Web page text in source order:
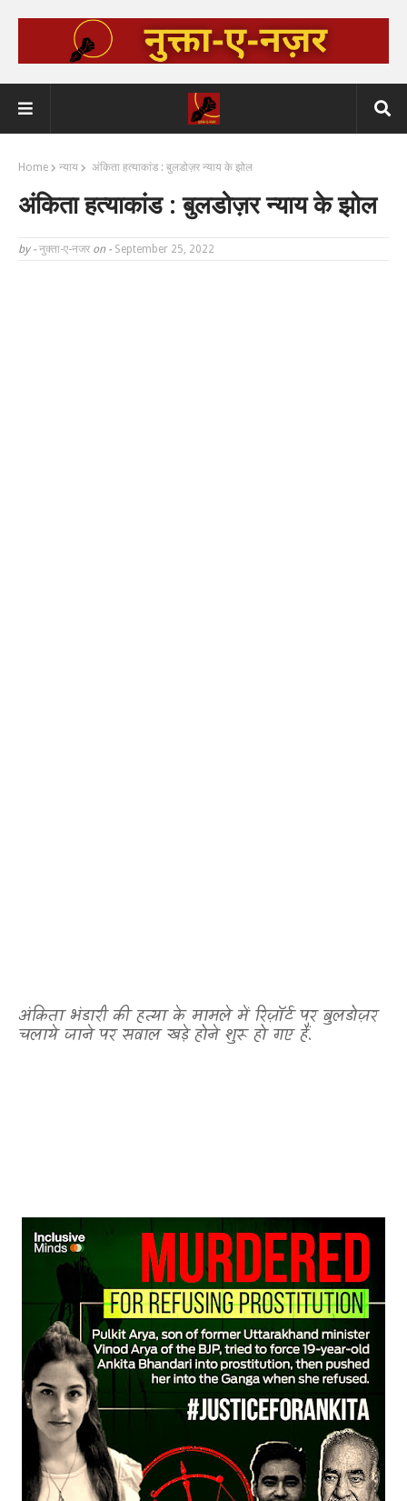
Home न्याय अंकिता हत्याकांड : बुलडोज़र न्याय के झोल
अंकिता हत्याकांड : बुलडोज़र न्याय के झोल
by - नुक्ता-ए-नजर on - September 25, 2022
अंकिता भंडारी की हत्या के मामले में रिज़ॉर्ट पर बुलडोज़र
चलाये जाने पर सवाल खड़े होने शुरू हो गए हैं.